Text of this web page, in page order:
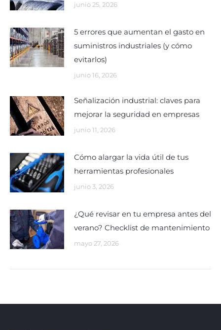
junio 25, 2026
5 errores que aumentan el gasto en
suministros industriales (y cómo
evitarlos)
junio 16, 2026
Señalización industrial: claves para
mejorar la seguridad en empresas
junio 11, 2026
Cómo alargar la vida útil de tus
herramientas profesionales
junio 3, 2026
¿Qué revisar en tu empresa antes del
verano? Checklist de mantenimiento
mayo 27, 2026